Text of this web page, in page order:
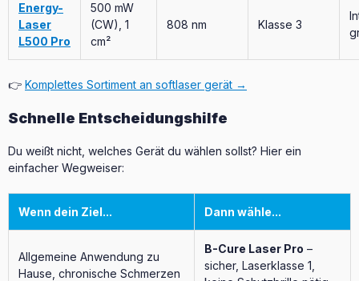
Energy-
Laser
L500 Pro
500 mW
(CW), 1
cm²
808 nm Klasse 3
👉 Komplettes Sortiment an softlaser gerät →
Schnelle Entscheidungshilfe
Du weißt nicht, welches Gerät du wählen sollst? Hier ein
einfacher Wegweiser:
Wenn dein Ziel... Dann wähle...
Allgemeine Anwendung zu
Hause, chronische Schmerzen
B-Cure Laser Pro –
sicher, Laserklasse 1,